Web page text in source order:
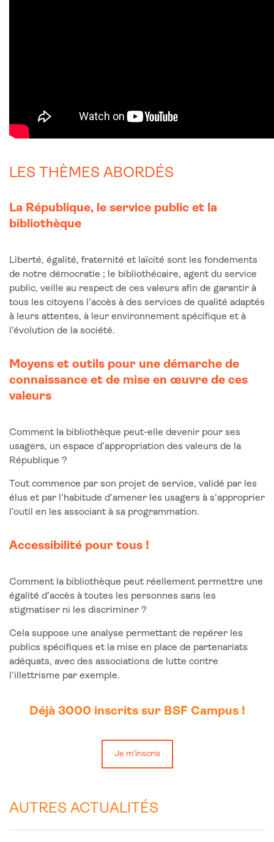
LES THÈMES ABORDÉS
La République, le service public et la
bibliothèque
Liberté, égalité, fraternité et laïcité sont les fondements
de notre démocratie ; le bibliothécaire, agent du service
public, veille au respect de ces valeurs afin de garantir à
tous les citoyens l’accès à des services de qualité adaptés
à leurs attentes, à leur environnement spécifique et à
l’évolution de la société.
Moyens et outils pour une démarche de
connaissance et de mise en œuvre de ces
valeurs
Comment la bibliothèque peut-elle devenir pour ses
usagers, un espace d’appropriation des valeurs de la
République ?
Tout commence par son projet de service, validé par les
élus et par l’habitude d’amener les usagers à s’approprier
l’outil en les associant à sa programmation.
Accessibilité pour tous !
Comment la bibliothèque peut réellement permettre une
égalité d’accès à toutes les personnes sans les
stigmatiser ni les discriminer ?
Cela suppose une analyse permettant de repérer les
publics spécifiques et la mise en place de partenariats
adéquats, avec des associations de lutte contre
l’illettrisme par exemple.
Déjà 3000 inscrits sur BSF Campus !
Je m'inscris
AUTRES ACTUALITÉS